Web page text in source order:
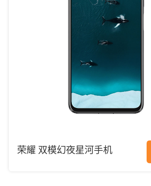
荣耀 双模幻夜星河手机